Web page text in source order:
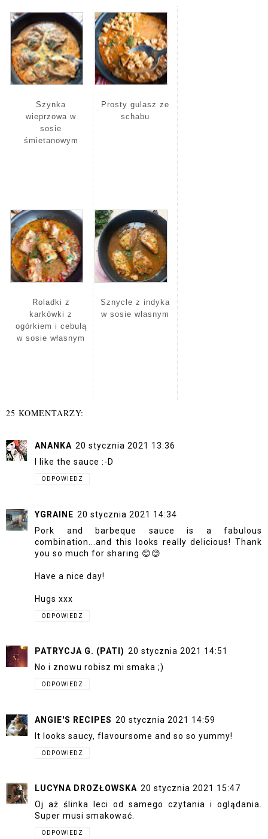
Szynka
wieprzowa w
sosie
śmietanowym
Prosty gulasz ze
schabu
Roladki z
karkówki z
ogórkiem i cebulą
w sosie własnym
Sznycle z indyka
w sosie własnym
25 KOMENTARZY:
ANANKA 20 stycznia 2021 13:36
I like the sauce :-D
ODPOWIEDZ
YGRAINE 20 stycznia 2021 14:34
Pork and barbeque sauce is a fabulous
combination...and this looks really delicious! Thank
you so much for sharing 😊😊
Have a nice day!
Hugs xxx
ODPOWIEDZ
PATRYCJA G. (PATI) 20 stycznia 2021 14:51
No i znowu robisz mi smaka ;)
ODPOWIEDZ
ANGIE'S RECIPES 20 stycznia 2021 14:59
It looks saucy, flavoursome and so so yummy!
ODPOWIEDZ
LUCYNA DROZŁOWSKA 20 stycznia 2021 15:47
Oj aż ślinka leci od samego czytania i oglądania.
Super musi smakować.
ODPOWIEDZ